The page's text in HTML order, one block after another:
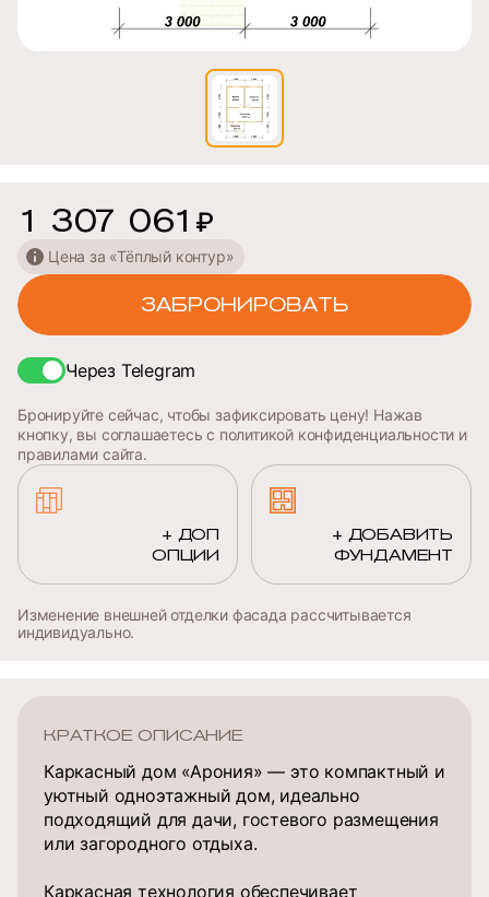
1 307 061 ₽
Цена за «Тёплый контур»
ЗАБРОНИРОВАТЬ
Через Telegram
Бронируйте сейчас, чтобы зафиксировать цену! Нажав
кнопку, вы соглашаетесь с политикой конфиденциальности и
правилами сайта.
+ ДОП
ОПЦИИ
+ ДОБАВИТЬ
ФУНДАМЕНТ
Изменение внешней отделки фасада рассчитывается
индивидуально.
КРАТКОЕ ОПИСАНИЕ
Каркасный дом «Арония» — это компактный и
уютный одноэтажный дом, идеально
подходящий для дачи, гостевого размещения
или загородного отдыха.
Каркасная технология обеспечивает